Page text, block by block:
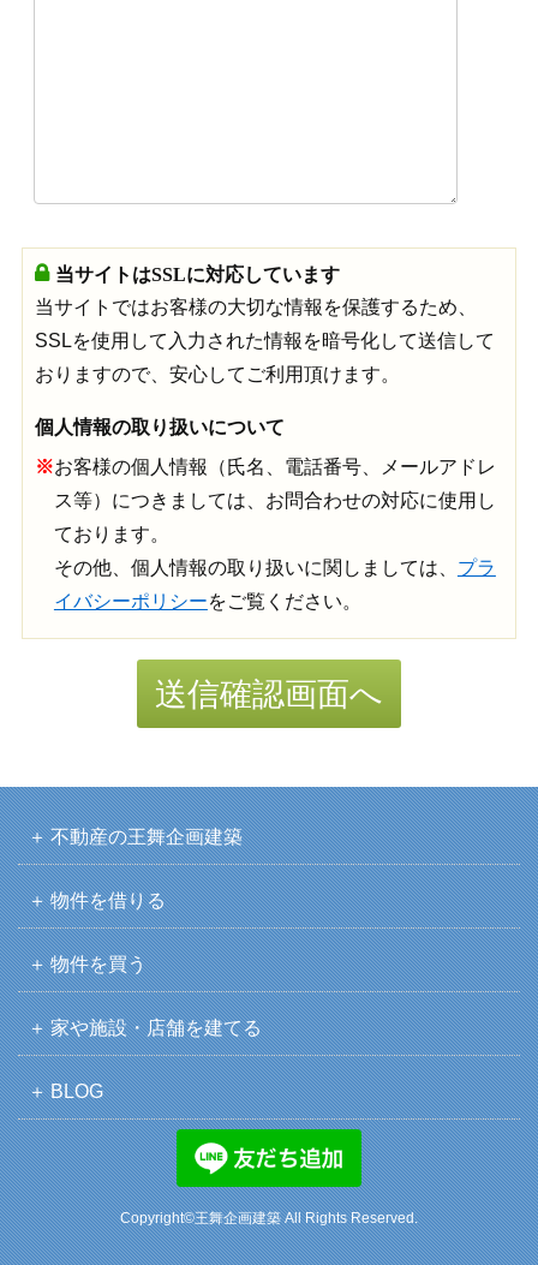
当サイトはSSLに対応しています
当サイトではお客様の大切な情報を保護するため、
SSLを使用して入力された情報を暗号化して送信して
おりますので、安心してご利用頂けます。
個人情報の取り扱いについて
※お客様の個人情報（氏名、電話番号、メールアドレ
ス等）につきましては、お問合わせの対応に使用し
ております。
その他、個人情報の取り扱いに関しましては、 プラ
イバシーポリシーをご覧ください。
不動産の王舞企画建築
物件を借りる
物件を買う
家や施設・店舗を建てる
BLOG
Copyright©王舞企画建築 All Rights Reserved.